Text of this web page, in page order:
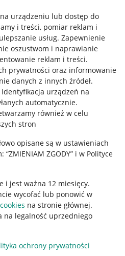
urządzeniu lub dostęp do
i treści, pomiar reklam i
usług. Zapewnienie
oszustwom i naprawianie
reklam i treści.
prywatności oraz informowanie
danych z innych źródeł.
Identyfikacja urządzeń na
automatycznie.
również w celu
stron
opisane są w ustawieniach
ZGODY” i w Polityce
i jest ważna 12 miesięcy.
wycofać lub ponowić w
na stronie głównej.
na legalność uprzedniego
ochrony prywatności
Cyfrowych